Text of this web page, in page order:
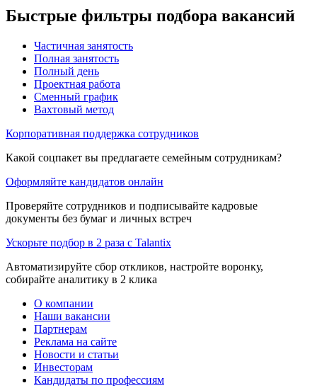
Быстрые фильтры подбора вакансий
Частичная занятость
Полная занятость
Полный день
Проектная работа
Сменный график
Вахтовый метод
Корпоративная поддержка сотрудников
Какой соцпакет вы предлагаете семейным сотрудникам?
Оформляйте кандидатов онлайн
Проверяйте сотрудников и подписывайте кадровые
документы без бумаг и личных встреч
Ускорьте подбор в 2 раза с Talantix
Автоматизируйте сбор откликов, настройте воронку,
собирайте аналитику в 2 клика
О компании
Наши вакансии
Партнерам
Реклама на сайте
Новости и статьи
Инвесторам
Кандидаты по профессиям